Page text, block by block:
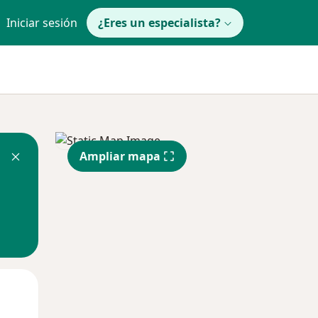
Iniciar sesión ¿Eres un especialista?
Ampliar mapa